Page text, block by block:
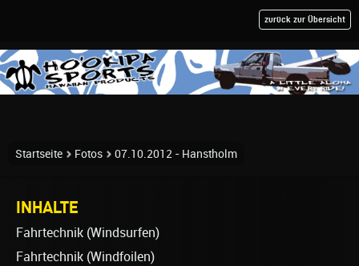
zurück zur Übersicht
Startseite Fotos 07.10.2012 - Hanstholm
INHALTE
Fahrtechnik (Windsurfen)
Fahrtechnik (Windfoilen)